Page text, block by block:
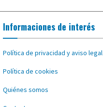
Informaciones de interés
Política de privacidad y aviso legal
Política de cookies
Quiénes somos